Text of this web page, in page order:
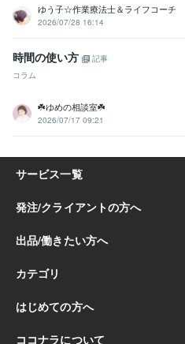
ゆう子☆作業療法士＆ライフコーチ
2026/07/28 16:14
時間の使い方
記事
コラム
☘️ゆめの相談室☘️
2026/07/17 09:21